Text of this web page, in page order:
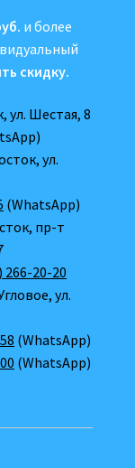
и более
скидку.
ул. Шестая, 8
ул.
(WhatsApp)
пр-т
266-20-20
ул.
(WhatsApp)
(WhatsApp)